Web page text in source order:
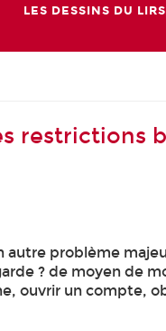
LES DESSINS DU
restrictions
autre problème
? de moyen de
ouvrir un compte,